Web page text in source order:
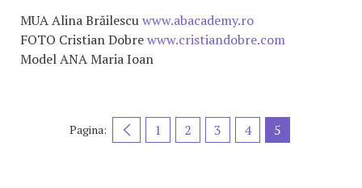
MUA Alina Brăilescuwww.abacademy.ro
FOTO Cristian Dobrewww.cristiandobre.com
Model ANA Maria Ioan
Pagina: 1 2 3 4 5